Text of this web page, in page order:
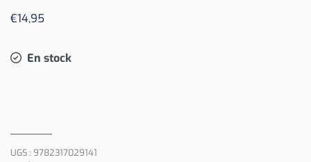
€14,95
En stock
UGS : 9782317029141